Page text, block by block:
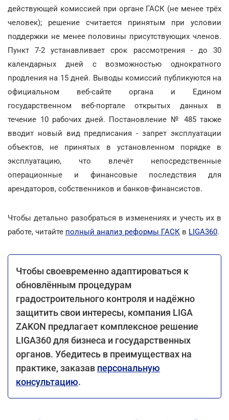
действующей комиссией при органе ГАСК (не менее трёх
человек); решение считается принятым при условии
поддержки не менее половины присутствующих членов.
Пункт 7-2 устанавливает срок рассмотрения - до 30
календарных дней с возможностью однократного
продления на 15 дней. Выводы комиссий публикуются на
официальном веб-сайте органа и Едином
государственном веб-портале открытых данных в
течение 10 рабочих дней. Постановление № 485 также
вводит новый вид предписания - запрет эксплуатации
объектов, не принятых в установленном порядке в
эксплуатацию, что влечёт непосредственные
операционные и финансовые последствия для
арендаторов, собственников и банков-финансистов.
Чтобы детально разобраться в изменениях и учесть их в
работе, читайте полный анализ реформы ГАСК в LIGA360.
Чтобы своевременно адаптироваться к
обновлённым процедурам
градостроительного контроля и надёжно
защитить свои интересы, компания LIGA
ZAKON предлагает комплексное решение
LIGA360 для бизнеса и государственных
органов. Убедитесь в преимуществах на
практике, заказав персональную
консультацию.